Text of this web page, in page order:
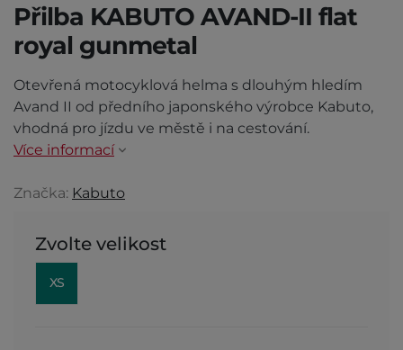
Přilba KABUTO AVAND-II flat
royal gunmetal
Otevřená motocyklová helma s dlouhým hledím
Avand II od předního japonského výrobce Kabuto,
vhodná pro jízdu ve městě i na cestování.
Více informací
Značka: Kabuto
Zvolte velikost
XS